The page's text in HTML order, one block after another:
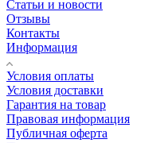
Статьи и новости
Отзывы
Контакты
Информация
Условия оплаты
Условия доставки
Гарантия на товар
Правовая информация
Публичная оферта